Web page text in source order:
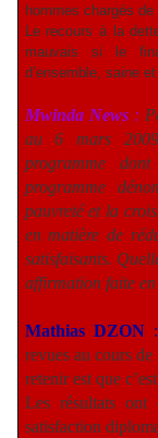
hommes chargés de
Le recours à la
mauvais si le
d’ensemble, saine
Mwinda News:
au 6 mars
programme
programme
pauvreté et la
en matière de
satisfaisants.
affirmation faite
Mathias DZON:
revues au cours
retenir est que
Les résultats ont
satisfaction